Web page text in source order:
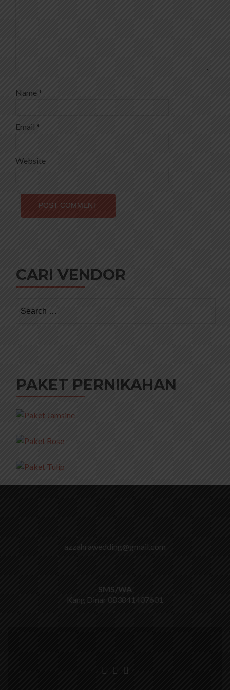
Name *
Email *
Website
CARI VENDOR
for:
PAKET PERNIKAHAN
azzahrawedding@gmail.com
SMS/WA
Kang Dinar 083841407601
Go
Go
Go